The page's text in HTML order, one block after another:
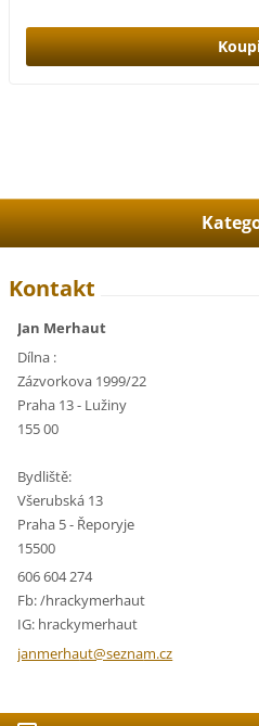
Kontakt
Jan Merhaut
Dílna :
Zázvorkova 1999/22
Praha 13 - Lužiny
155 00
Bydliště:
Všerubská 13
Praha 5 - Řeporyje
15500
606 604 274
Fb: /hrackymerhaut
IG: hrackymerhaut
janmerhaut@seznam.cz